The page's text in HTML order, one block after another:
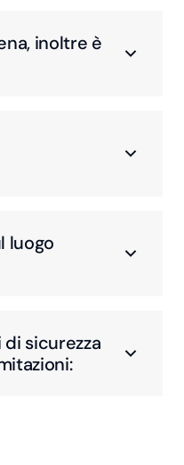
inoltre è
luogo
di sicurezza